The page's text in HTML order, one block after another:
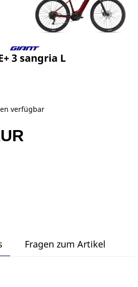
3 sangria L
verfügbar
Fragen zum Artikel